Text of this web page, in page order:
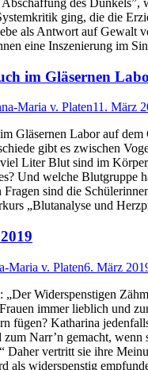
ging, die die
als Antwort auf Gewalt
eine Inszenierung im
im Gläsernen
Maria v. Platen11. März
Gläsernen Labor auf
gibt es zwischen
Liter Blut sind im
Und welche Blutgruppe
sind die
„Blutanalyse und
Maria v. Platen6. März
„Der Widerspenstigen
immer lieblich und
fügen? Katharina
Narr’n gemacht, wenn
Daher vertritt sie ihre
als widerspenstig